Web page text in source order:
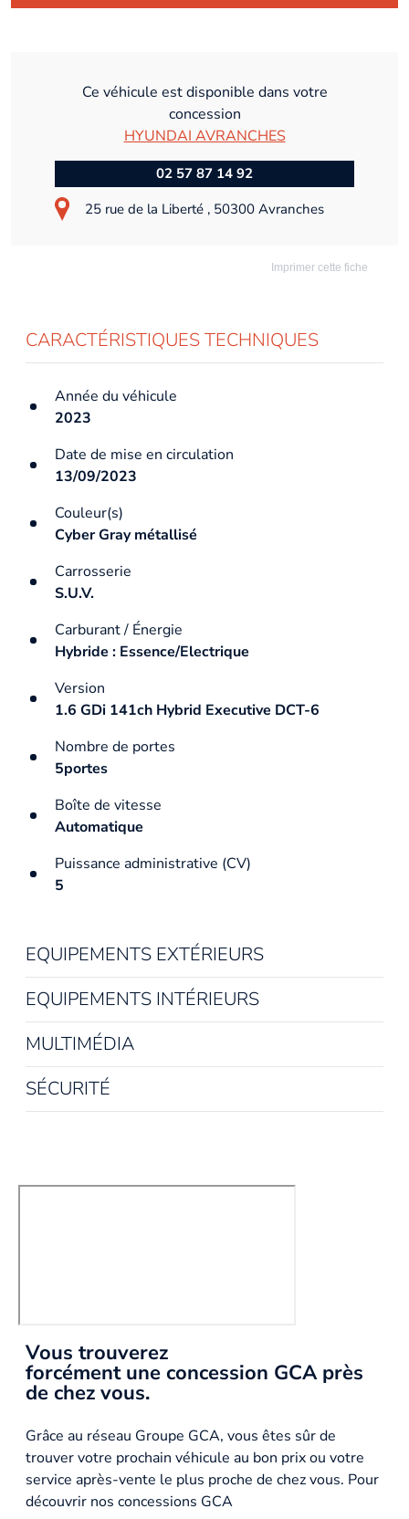
Ce véhicule est disponible dans votre
concession
HYUNDAI AVRANCHES
02 57 87 14 92
25 rue de la Liberté , 50300 Avranches
Imprimer cette fiche
CARACTÉRISTIQUES TECHNIQUES
Année du véhicule
2023
Date de mise en circulation
13/09/2023
Couleur(s)
Cyber Gray métallisé
Carrosserie
S.U.V.
Carburant / Énergie
Hybride : Essence/Electrique
Version
1.6 GDi 141ch Hybrid Executive DCT-6
Nombre de portes
5portes
Boîte de vitesse
Automatique
Puissance administrative (CV)
5
EQUIPEMENTS EXTÉRIEURS
EQUIPEMENTS INTÉRIEURS
MULTIMÉDIA
SÉCURITÉ
Vous trouverez
forcément une concession GCA près
de chez vous.
Grâce au réseau Groupe GCA, vous êtes sûr de
trouver votre prochain véhicule au bon prix ou votre
service après-vente le plus proche de chez vous. Pour
découvrir nos concessions GCA